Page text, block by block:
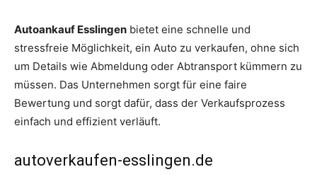
Autoankauf Esslingen bietet eine schnelle und
stressfreie Möglichkeit, ein Auto zu verkaufen, ohne sich
um Details wie Abmeldung oder Abtransport kümmern zu
müssen. Das Unternehmen sorgt für eine faire
Bewertung und sorgt dafür, dass der Verkaufsprozess
einfach und effizient verläuft.
autoverkaufen-esslingen.de